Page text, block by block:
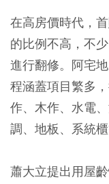
在高房價時代，
的比例不高，不
進行翻修。阿宅
程涵蓋項目繁多
作、木作、水電
調、地板、系統
蕭大立提出用屋